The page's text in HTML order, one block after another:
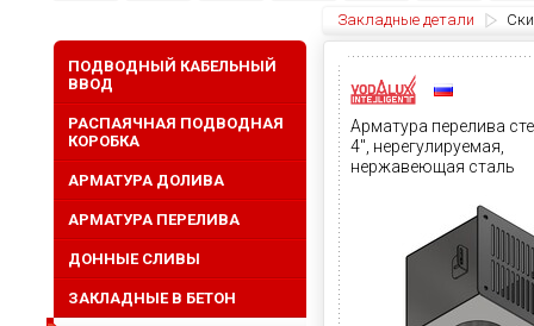
Закладные детали
Арматура перелива
4", нерегулируемая,
нержавеющая сталь
ПОДВОДНЫЙ КАБЕЛЬНЫЙ
ВВОД
РАСПАЯЧНАЯ ПОДВОДНАЯ
КОРОБКА
АРМАТУРА ДОЛИВА
АРМАТУРА ПЕРЕЛИВА
ДОННЫЕ СЛИВЫ
ЗАКЛАДНЫЕ В БЕТОН